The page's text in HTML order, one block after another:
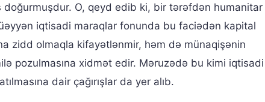
O, qeyd edib ki, bir tərəfdən humanitar
iqtisadi maraqlar fonunda bu faciədən kapital
zidd olmaqla kifayətlənmir, həm də münaqişənin
pozulmasına xidmət edir. Məruzədə bu kimi iqtisadi
dair çağırışlar da yer alıb.